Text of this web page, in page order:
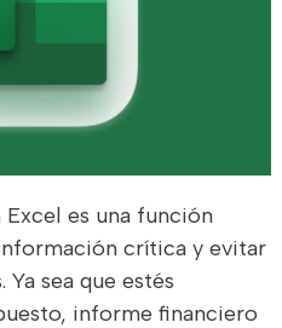
es una función
crítica y evitar
sea que estés
informe financiero